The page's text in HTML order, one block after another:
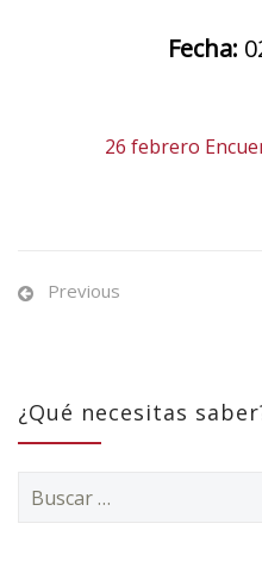
Fecha:
26 febrero
Previous
¿Qué necesitas